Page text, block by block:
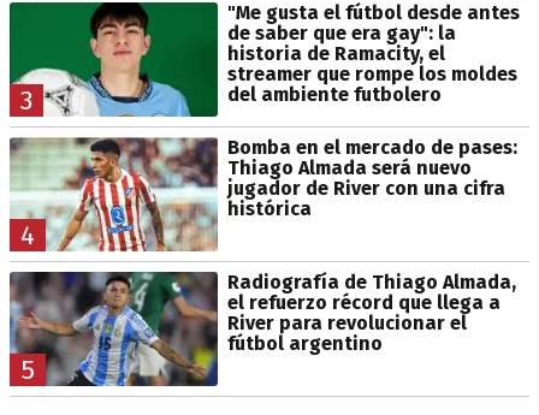
3
"Me gusta el fútbol desde antes
de saber que era gay": la
historia de Ramacity, el
streamer que rompe los moldes
del ambiente futbolero
4
Bomba en el mercado de pases:
Thiago Almada será nuevo
jugador de River con una cifra
histórica
5
Radiografía de Thiago Almada,
el refuerzo récord que llega a
River para revolucionar el
fútbol argentino